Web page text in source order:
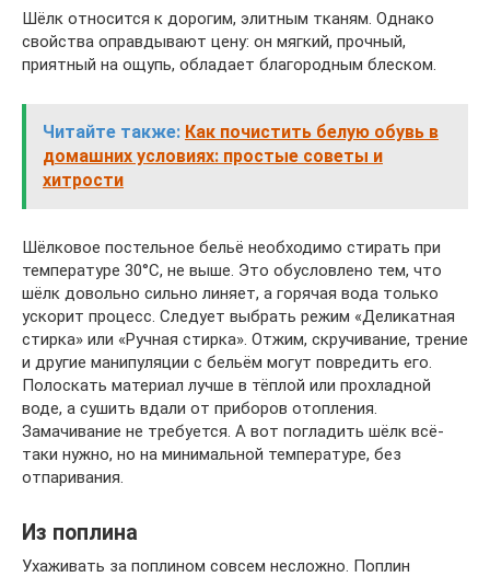
Шёлк относится к дорогим, элитным тканям. Однако
свойства оправдывают цену: он мягкий, прочный,
приятный на ощупь, обладает благородным блеском.
Читайте также: Как почистить белую обувь в
домашних условиях: простые советы и
хитрости
Шёлковое постельное бельё необходимо стирать при
температуре 30°С, не выше. Это обусловлено тем, что
шёлк довольно сильно линяет, а горячая вода только
ускорит процесс. Следует выбрать режим «Деликатная
стирка» или «Ручная стирка». Отжим, скручивание, трение
и другие манипуляции с бельём могут повредить его.
Полоскать материал лучше в тёплой или прохладной
воде, а сушить вдали от приборов отопления.
Замачивание не требуется. А вот погладить шёлк всё-
таки нужно, но на минимальной температуре, без
отпаривания.
Из поплина
Ухаживать за поплином совсем несложно. Поплин